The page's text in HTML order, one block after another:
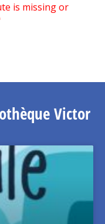
is missing or
Victor